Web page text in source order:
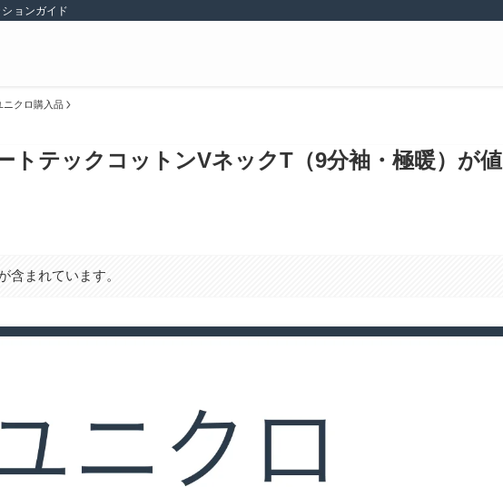
ョンガイド
ニクロ購入品
トテックコットンVネックT（9分袖・極暖）が値
含まれています。